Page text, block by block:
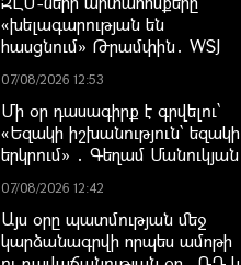
«խելագարության են
հասցնում» Թրամփին․ WSJ
07/08/2026 12:53
Մի օր դասագիրք է գրվելու՝
«Եզակի իշխանություն՝ եզակի
երկրում» ․ Գեղամ Մանուկյան
07/08/2026 12:42
Այս օրը պատմության մեջ
կարձանագրվի որպես ամոթի